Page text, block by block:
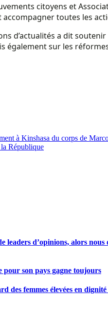
citoyens et
toutes les
d’actualités a dit
également sur les
à Kinshasa du corps de
République
leaders d’opinions, alors
pour son pays gagne toujours
des femmes élevées en